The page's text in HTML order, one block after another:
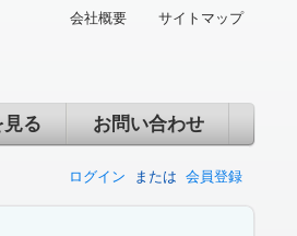
会社概要 サイトマップ
見る お問い合わせ
ログイン または 会員登録